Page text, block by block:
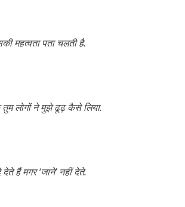
महत्वता पता चलती है.
तुम लोगों ने मुझे ‎ढूढ़‬ कैसे लिया.
हैं मगर ‘जाने’ नहीं देते.